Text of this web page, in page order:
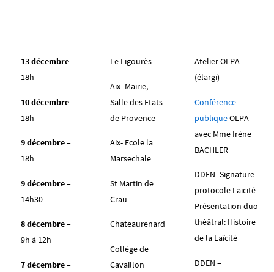
13 décembre–
18h
10 décembre–
18h
9 décembre–
18h
9 décembre–
14h30
8 décembre–
9h à 12h
7 décembre–
Le Ligourès
Aix- Mairie,
Salle des Etats
de Provence
Aix- Ecole la
Marsechale
St Martin de
Crau
Chateaurenard
Collège de
Cavaillon
Atelier OLPA
(élargi)
Conférence
publiqueOLPA
avec Mme Irène
BACHLER
DDEN- Signature
protocole Laïcité –
Présentation duo
théâtral: Histoire
de la Laïcité
DDEN –